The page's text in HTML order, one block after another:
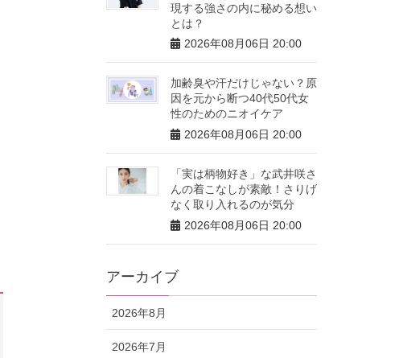
現する強さの内に秘める想い
とは？
2026年08月06日 20:00
加齢臭や汗だけじゃない？原
因を元から断つ40代50代女
性のためのニオイケア
2026年08月06日 20:00
「実は柄物好き」な武井咲さ
んの着こなしが素敵！さりげ
なく取り入れるのが気分
2026年08月06日 20:00
アーカイブ
2026年8月
2026年7月